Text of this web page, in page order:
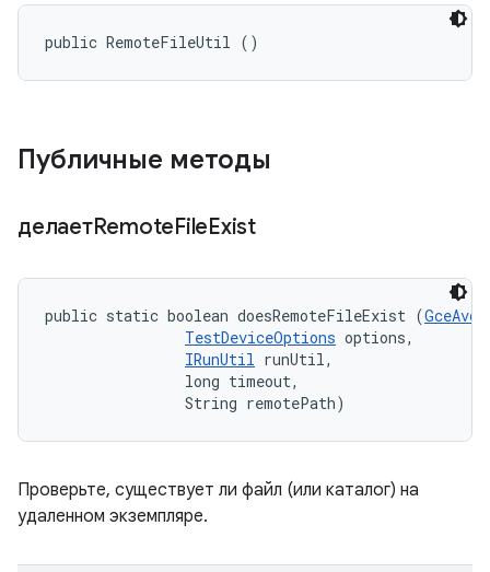
public RemoteFileUtil ()
Публичные методы
делаетRemoteFileExist
public static boolean doesRemoteFileExist (
TestDeviceOptions options,
IRunUtil runUtil,
                long timeout,
                String remotePath)
Проверьте, существует ли файл (или каталог) на
удаленном экземпляре.